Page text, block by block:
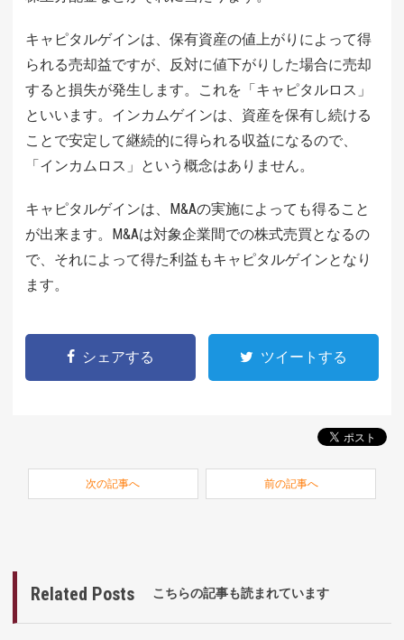
キャピタルゲインは、保有資産の値上がりによって得
られる売却益ですが、反対に値下がりした場合に売却
すると損失が発生します。これを「キャピタルロス」
といいます。インカムゲインは、資産を保有し続ける
ことで安定して継続的に得られる収益になるので、
「インカムロス」という概念はありません。
キャピタルゲインは、M&Aの実施によっても得ること
が出来ます。M&Aは対象企業間での株式売買となるの
で、それによって得た利益もキャピタルゲインとなり
ます。
シェアする ツイートする
次の記事へ 前の記事へ
Related Posts こちらの記事も読まれています